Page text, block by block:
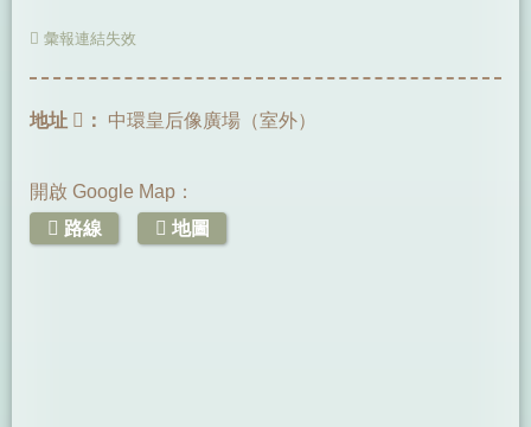
彙報連結失效
地址 ： 中環皇后像廣場（室外）
開啟 Google Map：
路線
地圖